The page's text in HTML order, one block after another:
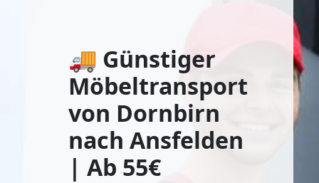
🚚 Günstiger
Möbeltransport
von Dornbirn
nach Ansfelden
| Ab 55€